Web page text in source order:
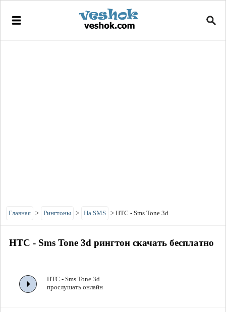
Главная > Рингтоны > На SMS > HTC - Sms Tone 3d
HTC - Sms Tone 3d рингтон скачать бесплатно
HTC - Sms Tone 3d
прослушать онлайн